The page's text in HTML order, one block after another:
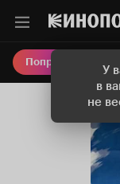
У
в
не
Попробовать Плюс